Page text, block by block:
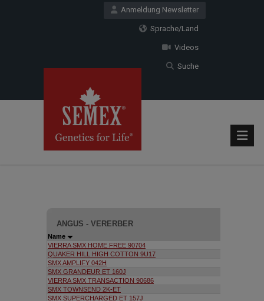
Anmeldung Newsletter
Sprache/Land
Videos
Suche